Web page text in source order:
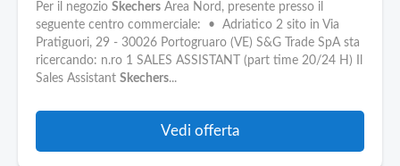
Per il negozio Skechers Area Nord, presente presso il
seguente centro commerciale: • Adriatico 2 sito in Via
Pratiguori, 29 - 30026 Portogruaro (VE) S&G Trade SpA sta
ricercando: n.ro 1 SALES ASSISTANT (part time 20/24 H) Il
Sales Assistant Skechers...
Vedi offerta